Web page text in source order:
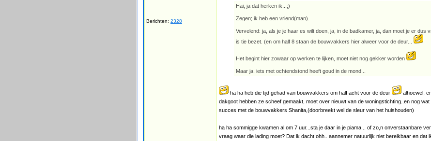
Berichten: 2328
Hai, ja dat herken ik...;)
Zegen; ik heb een vriend(man).
Vervelend: ja, als je je haar es wilt doen, ja, in de badkamer, ja, dan moet je er dus
is tie bezet. (en om half 8 staan de bouwvakkers hier alweer voor de deur...
Het begint hier zowaar op werken te lijken, moet niet nog gekker worden
Maar ja, iets met ochtendstond heeft goud in de mond...
ha ha heb die tijd gehad van bouwvakkers om half acht voor de deur
alhoewel,
dakgoot hebben ze scheef gemaakt, moet over nieuwt van de woningstichting..en nog wat
succes met de bouwvakkers Shanita,(doorbreekt wel de sleur van het huishouden)
ha ha sommigge kwamen al om 7 uur...sta je daar in je piama... of zo,n onverstaanbare
vraag waar die lading moet? Dat ik dacht ohh.. aannemer natuurlijk niet bereikbaar en dat